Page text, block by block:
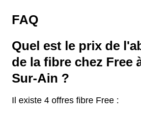
FAQ
Quel est le prix de
de la fibre chez Free
Sur-Ain ?
Il existe 4 offres fibre Free :